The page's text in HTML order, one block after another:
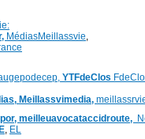
MédiasMeillassvie,
YTFdeClos
Meillassvimedia,
meilleuavocataccidroute,
, EL